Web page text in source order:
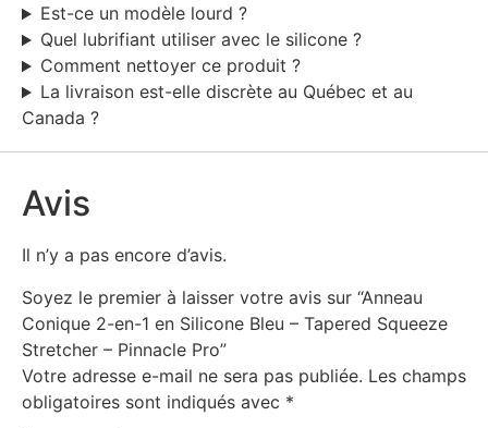
Est-ce un modèle lourd ?
Quel lubrifiant utiliser avec le silicone ?
Comment nettoyer ce produit ?
La livraison est-elle discrète au Québec et au
Canada ?
Avis
Il n’y a pas encore d’avis.
Soyez le premier à laisser votre avis sur “Anneau
Conique 2-en-1 en Silicone Bleu – Tapered Squeeze
Stretcher – Pinnacle Pro”
Votre adresse e-mail ne sera pas publiée. Les champs
obligatoires sont indiqués avec *